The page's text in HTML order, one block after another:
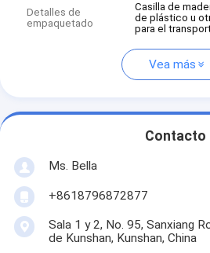
Detalles de
empaquetado
Casilla de
de plástico u
para el
Vea más
Contacto
Ms. Bella
+8618796872877
Sala 1 y 2, No. 95, Sanxiang
de Kunshan, Kunshan, China